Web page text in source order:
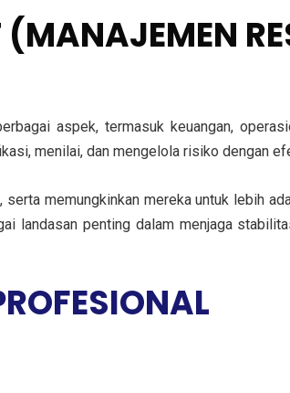
(MANAJEMEN
aspek, termasuk keuangan,
menilai, dan mengelola risiko dengan
serta memungkinkan mereka untuk lebih
landasan penting dalam menjaga